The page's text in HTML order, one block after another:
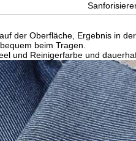
der Oberfläche, Ergebnis in
beim Tragen.
und Reinigerfarbe und